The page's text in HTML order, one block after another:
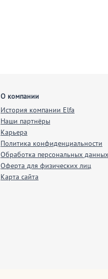
О компании
История компании Elfa
Наши партнёры
Карьера
Политика конфиденциальности
Обработка персональных данных
Оферта для физических лиц
Карта сайта